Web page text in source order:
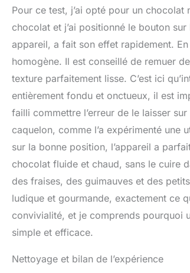
Pour ce test, j’ai opté pour un
chocolat et j’ai positionné le bouton
appareil, a fait son effet rapidement.
homogène. Il est conseillé de remuer
texture parfaitement lisse. C’est ici
entièrement fondu et onctueux, il est
failli commettre l’erreur de le laisser
caquelon, comme l’a expérimenté
sur la bonne position, l’appareil a
chocolat fluide et chaud, sans le cuire
des fraises, des guimauves et des
ludique et gourmande, exactement ce
convivialité, et je comprends pourquoi
simple et efficace.
Nettoyage et bilan de l’expérience